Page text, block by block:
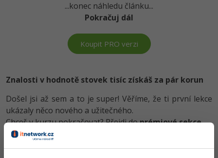
Elektronický podpis
HTML/CSS
Photoshop -80%
Adobe Illustrator -80%
Příběhy absolventů
Blog
Kariéra
Pro firmy
...konec náhledu článku...
Pokračuj dál
Koupit PRO verzi
Znalosti v hodnotě stovek tisíc získáš za pár korun
Došel jsi až sem a to je super! Věříme, že ti první lekce
ukázaly něco nového a užitečného.
Chceš v kurzu pokračovat? Přejdi doprémiové sekce.